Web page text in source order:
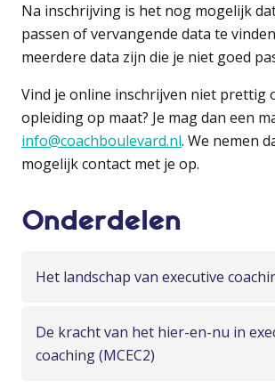
Na inschrijving is het nog mogelijk
passen of vervangende data te
meerdere data zijn die je niet goed
Vind je online inschrijven niet prettig
opleiding op maat? Je mag dan een
info@coachboulevard.nl. We nemen
mogelijk contact met je op.
Onderdelen
Het landschap van executive
De kracht van het hier-en-nu in
coaching (MCEC2)